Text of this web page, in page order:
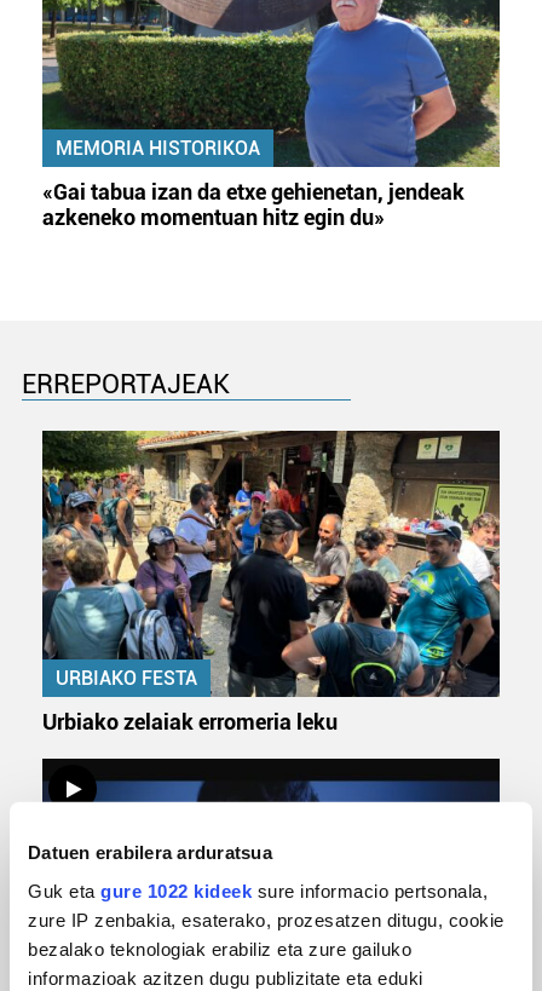
Datuen erabilera arduratsua
Guk eta gure 1022 kideek sure informacio pertsonala,
zure IP zenbakia, esaterako, prozesatzen ditugu, cookie
bezalako teknologiak erabiliz eta zure gailuko
informazioak azitzen dugu publizitate eta eduki
MEMORIA HISTORIKOA
«Gai tabua izan da etxe gehienetan, jendeak
azkeneko momentuan hitz egin du»
ERREPORTAJEAK
URBIAKO FESTA
Urbiako zelaiak erromeria leku